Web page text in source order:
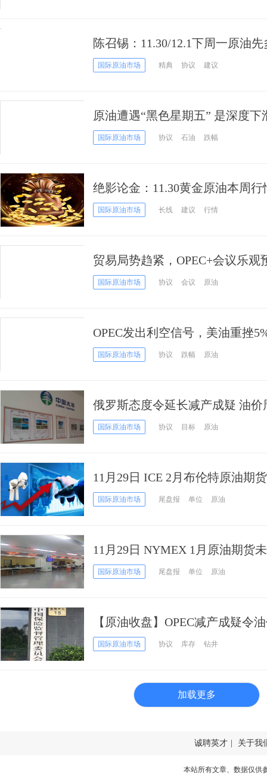
陈召锡：11.30/12.1下周一原油
情走势分析及原油操作策略
国际原油市场 精典 协议 建议
原油遭遇“黑色星期五” 是深度下
国际原油市场 协议 石油 跌幅
绝影论金：11.30黄金原油本周
下周走势预测及解套操作
国际原油市场 长线 建议 行情
贸易局势趋紧，OPEC+会议乐
4%
国际原油市场 协议 会议 原油
OPEC发出利空信号，美油重挫
国际原油市场 协议 跌幅 原油
俄罗斯态度令延长减产成疑 油价
国际原油市场 协议 目标 原油
11月29日 ICE 2月布伦特原油期
手国际原油市场 尾盘报 单位 原油
11月29日 NYMEX 1月原油期货
国际原油市场 尾盘报 单位 原油
【原油收盘】OPEC减产成疑令
依然惊人
国际原油市场 协议 库存 钻井
加载更多
诚聘英才 关于我
本站所有文章、数据仅供